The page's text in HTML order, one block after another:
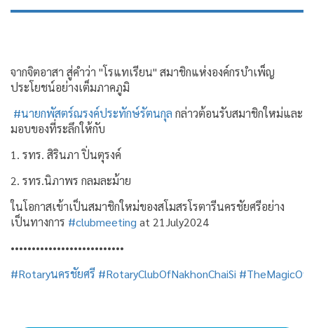
จากจิตอาสา สู่คำว่า "โรแทเรียน" สมาชิกแห่งองค์กรบำเพ็ญ
ประโยชน์อย่างเต็มภาคภูมิ
#นายกพัสตร์ณรงค์ประทักษ์รัตนกุล กล่าวต้อนรับสมาชิกใหม่และ
มอบของที่ระลึกให้กับ
1. รทร. สิรินภา ปิ่นตุรงค์
2. รทร.นิภาพร กลมละม้าย
ในโอกาสเข้าเป็นสมาชิกใหม่ของสโมสรโรตารีนครชัยศรีอย่าง
เป็นทางการ #clubmeeting at 21July2024
•••••••••••••••••••••••••••
#Rotaryนครชัยศรี #RotaryClubOfNakhonChaiSi